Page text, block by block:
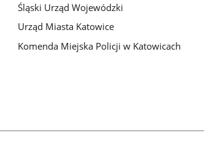
Śląski Urząd Wojewódzki
Urząd Miasta Katowice
Komenda Miejska Policji w Katowicach